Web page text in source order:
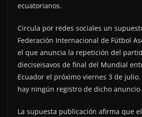
ecuatorianos.
Circula por redes sociales un
Federación Internacional de Fútbol
el que anuncia la repetición del
dieciseisavos de final del Mundial
Ecuador el próximo viernes 3 de
hay ningún registro de dicho anuncio.
La supuesta publicación afirma que